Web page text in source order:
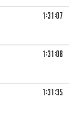
1:31:07
1:31:08
1:31:35